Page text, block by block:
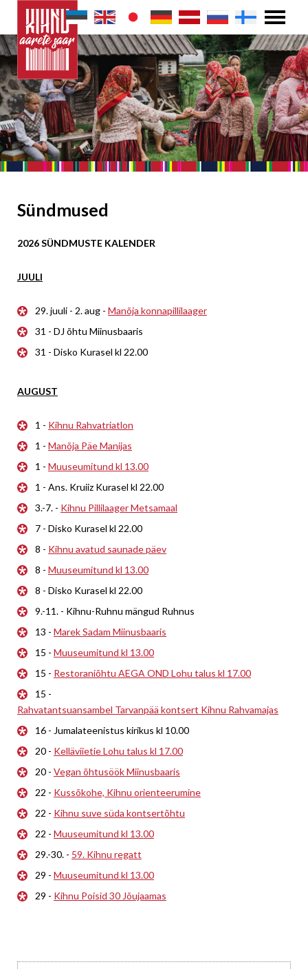
Sündmused
2026 SÜNDMUSTE KALENDER
JUULI
29. juuli - 2. aug - Manõja konnapillilaager
31 - DJ õhtu Miinusbaaris
31 - Disko Kurasel kl 22.00
AUGUST
1 - Kihnu Rahvatriatlon
1 - Manõja Päe Manijas
1 - Muuseumitund kl 13.00
1 - Ans. Kruiiz Kurasel kl 22.00
3.-7. - Kihnu Pillilaager Metsamaal
7 - Disko Kurasel kl 22.00
8 - Kihnu avatud saunade päev
8 - Muuseumitund kl 13.00
8 - Disko Kurasel kl 22.00
9.-11. - Kihnu-Ruhnu mängud Ruhnus
13 - Marek Sadam Miinusbaaris
15 - Muuseumitund kl 13.00
15 - Restoraniõhtu AEGA OND Lohu talus kl 17.00
15 -
Rahvatantsuansambel Tarvanpää kontsert Kihnu Rahvamajas
16 - Jumalateenistus kirikus kl 10.00
20 - Kelläviietie Lohu talus kl 17.00
20 - Vegan õhtusöök Miinusbaaris
22 - Kussõkohe, Kihnu orienteerumine
22 - Kihnu suve süda kontsertõhtu
22 - Muuseumitund kl 13.00
29.-30. - 59. Kihnu regatt
29 - Muuseumitund kl 13.00
29 - Kihnu Poisid 30 Jõujaamas